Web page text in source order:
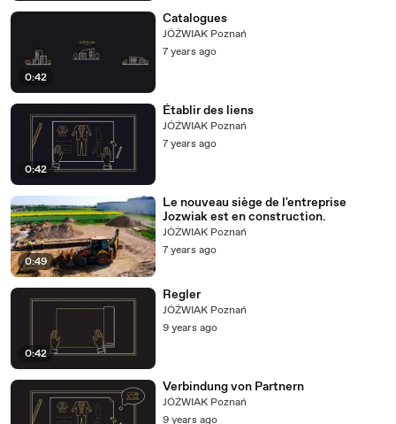
0:42
Catalogues
JÓŹWIAK Poznań
7 years ago
0:42
Établir des liens
JÓŹWIAK Poznań
7 years ago
0:49
Le nouveau siège de l'entreprise
Jozwiak est en construction.
JÓŹWIAK Poznań
7 years ago
0:42
Regler
JÓŹWIAK Poznań
9 years ago
Verbindung von Partnern
JÓŹWIAK Poznań
9 years ago